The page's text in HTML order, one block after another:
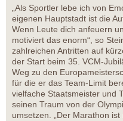
„Als Sportler lebe ich von
eigenen Hauptstadt ist die
Wenn Leute dich anfeuern
motiviert das enorm“, so
zahlreichen Antritten auf
der Start beim 35. VCM-
Weg zu den
für die er das Team-Limit
vielfache Staatsmeister und
seinen Traum von der
umsetzen. „Der Marathon